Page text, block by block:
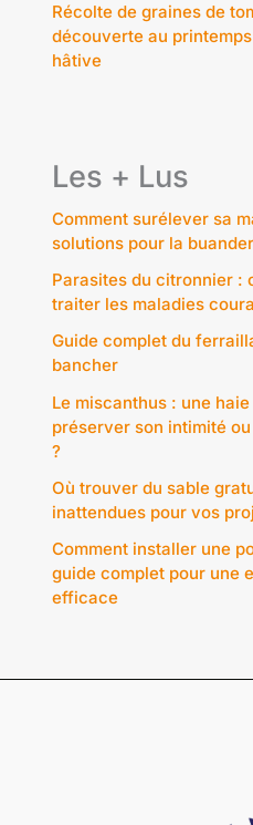
Récolte de graines de
découverte au
hâtive
Les + Lus
Comment surélever sa
solutions pour la
Parasites du citronnier :
traiter les maladies
Guide complet du
bancher
Le miscanthus : une
préserver son intimité
?
Où trouver du sable
inattendues pour vos
Comment installer une
guide complet pour une
efficace